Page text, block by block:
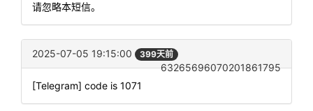
请忽略本短信。
2025-07-05 19:15:00 399天前
63265696070201861795
[Telegram] code is 1071